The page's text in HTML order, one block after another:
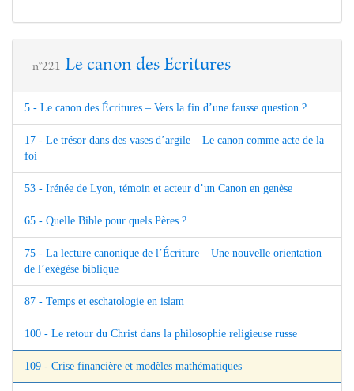
n°221 Le canon des Ecritures
5 - Le canon des Écritures – Vers la fin d’une fausse question ?
17 - Le trésor dans des vases d’argile – Le canon comme acte de la
foi
53 - Irénée de Lyon, témoin et acteur d’un Canon en genèse
65 - Quelle Bible pour quels Pères ?
75 - La lecture canonique de l’Écriture – Une nouvelle orientation
de l’exégèse biblique
87 - Temps et eschatologie en islam
100 - Le retour du Christ dans la philosophie religieuse russe
109 - Crise financière et modèles mathématiques